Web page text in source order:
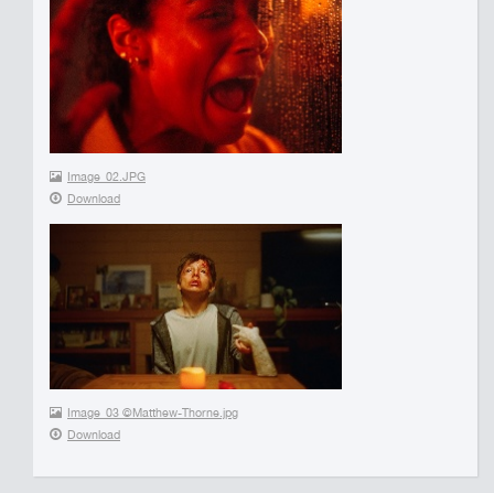
Image_02.JPG
Download
Image_03 ©Matthew-Thorne.jpg
Download